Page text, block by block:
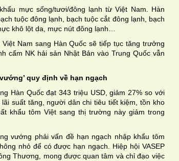
mực sống/tươi/đông lạnh từ Việt Nam. Hàn
tuộc đông lạnh, bạch tuộc cắt đông lạnh, bạch
khô lột da, mực nút đông lạnh…
Nam sang Hàn Quốc sẽ tiếp tục tăng trưởng
cấm NK hải sản Nhật Bản vào Trung Quốc vẫn
quy định về hạn ngạch
Hàn Quốc đạt 343 triệu USD, giảm 27% so với
suất tăng, người dân chi tiêu tiết kiệm, tồn kho
khẩu tôm Việt sang thị trường này giảm trong
vướng phải vấn đề hạn ngạch nhập khẩu tôm
nhỏ để có được hạn ngạch. Hiệp hội VASEP
Thương, mong được quan tâm và chỉ đạo việc